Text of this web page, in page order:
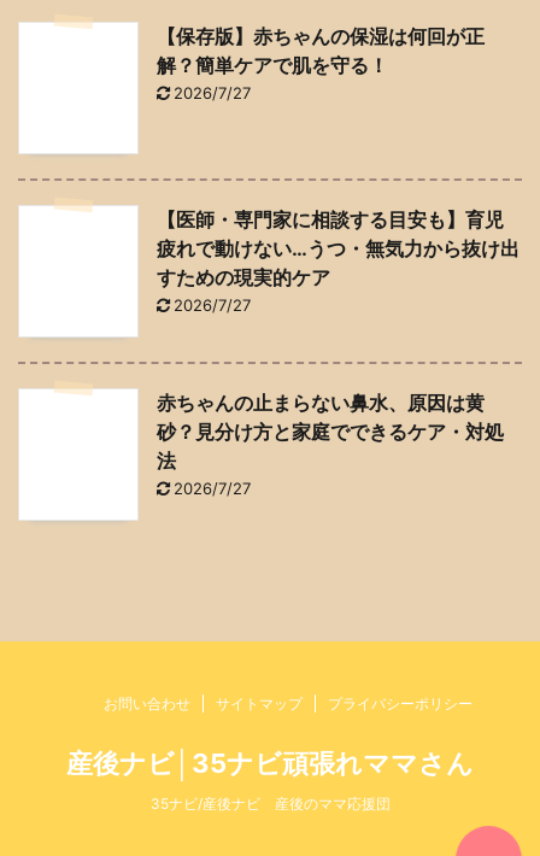
【保存版】赤ちゃんの保湿は何回が正
解？簡単ケアで肌を守る！
2026/7/27
【医師・専門家に相談する目安も】育児
疲れで動けない…うつ・無気力から抜け出
すための現実的ケア
2026/7/27
赤ちゃんの止まらない鼻水、原因は黄
砂？見分け方と家庭でできるケア・対処
法
2026/7/27
お問い合わせ サイトマップ プライバシーポリシー
産後ナビ│35ナビ頑張れママさん
35ナビ/産後ナビ 産後のママ応援団